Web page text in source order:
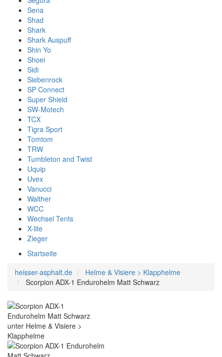
Sena
Shad
Shark
Shark Auspuff
Shin Yo
Shoei
Sidi
Siebenrock
SP Connect
Super Shield
SW-Motech
TCX
Tigra Sport
Tomtom
TRW
Tumbleton and Twist
Uquip
Uvex
Vanucci
Walther
WCC
Wechsel Tents
X-lite
Zieger
Startseite
heisser-asphalt.de
Helme & Visiere > Klapphelme
Scorpion ADX-1 Endurohelm Matt Schwarz